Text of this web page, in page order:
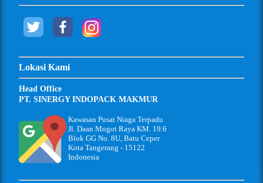
Lokasi Kami
Head Office
PT. SINERGY INDOPACK MAKMUR
Kawasan Pusat Niaga Terpadu
Jl. Daan Mogot Raya KM. 19.6
Blok GG No. 8U, Batu Ceper
Kota Tangerang - 15122
Indonesia